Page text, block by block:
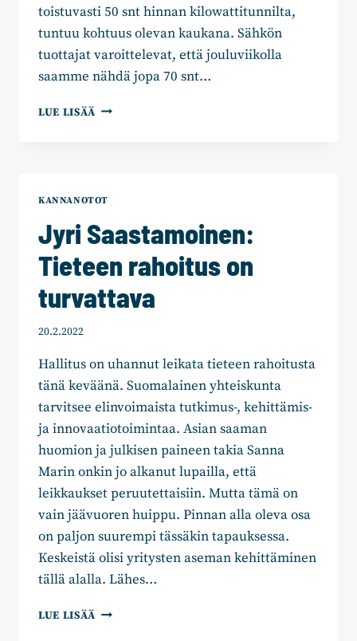
toistuvasti 50 snt hinnan kilowattitunnilta,
tuntuu kohtuus olevan kaukana. Sähkön
tuottajat varoittelevat, että jouluviikolla
saamme nähdä jopa 70 snt…
LUE LISÄÄ JYRI
KANNANOTOT
Jyri Saastamoinen:
Tieteen rahoitus on
turvattava
20.2.2022
Hallitus on uhannut leikata tieteen rahoitusta
tänä keväänä. Suomalainen yhteiskunta
tarvitsee elinvoimaista tutkimus-, kehittämis-
ja innovaatiotoimintaa. Asian saaman
huomion ja julkisen paineen takia Sanna
Marin onkin jo alkanut lupailla, että
leikkaukset peruutettaisiin. Mutta tämä on
vain jäävuoren huippu. Pinnan alla oleva osa
on paljon suurempi tässäkin tapauksessa.
Keskeistä olisi yritysten aseman kehittäminen
tällä alalla. Lähes…
LUE LISÄÄ JYRI